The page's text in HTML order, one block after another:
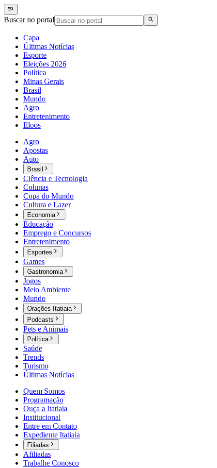
Buscar no portal
Capa
Últimas Notícias
Esporte
Eleições 2026
Política
Minas Gerais
Brasil
Mundo
Agro
Entretenimento
Eloos
Agro
Apostas
Auto
Brasil
Ciência e Tecnologia
Colunas
Copa do Mundo
Cultura e Lazer
Economia
Educação
Emprego e Concursos
Entretenimento
Esportes
Games
Gastronomia
Jogos
Meio Ambiente
Mundo
Orações Itatiaia
Podcasts
Pets e Animais
Política
Saúde
Trends
Turismo
Últimas Notícias
Quem Somos
Programação
Ouça a Itatiaia
Institucional
Entre em Contato
Expediente Itatiaia
Filiadas
Afiliadas
Trabalhe Conosco